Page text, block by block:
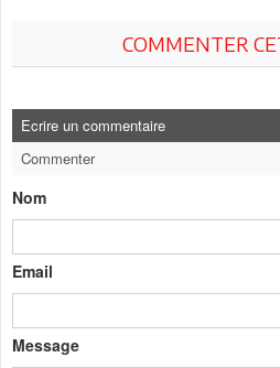
COMMENTER
Ecrire un commentaire
Commenter
Nom
Email
Message